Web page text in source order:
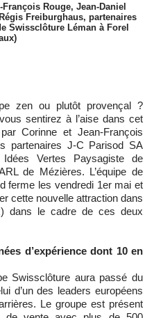
Rouge, Jean-Daniel
Freiburghaus, partenaires
Swissclôture Léman à Forel
sentirez à l’aise dans cet
Corinne et Jean-François
partenaires J-C Parisod SA
Vertes Paysagiste de
de Mézières. L’équipe de
ferme les vendredi 1er mai et
cette nouvelle attraction dans
dans le cadre de ces deux
d’expérience dont 10 en
Swissclôture aura passé du
d’un des leaders européens
Le groupe est présent